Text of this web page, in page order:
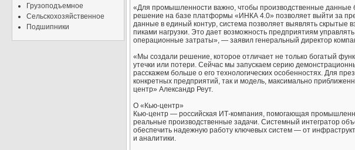
Грузоподъемное
Сельскохозяйственное
Подшипники
«Для промышленности важно, чтобы производственные
решение на базе платформы «ИНКА 4.0» позволяет выйти за
данные в единый контур, система позволяет выявлять скрытые
пиками нагрузки. Это дает возможность предприятиям
операционные затраты», — заявил генеральный директор
«Мы создали решение, которое отличает не только богатый
утечки или потери. Сейчас мы запускаем серию
расскажем больше о его технологических особенностях. Для
конкретных предприятий, так и модель, максимально
центр» Александр Реут.
О «Кью-центр»
Кью-центр — российская ИТ-компания, помогающая
реальные производственные задачи. Системный интегратор
обеспечить надежную работу ключевых систем — от
и аналитики.